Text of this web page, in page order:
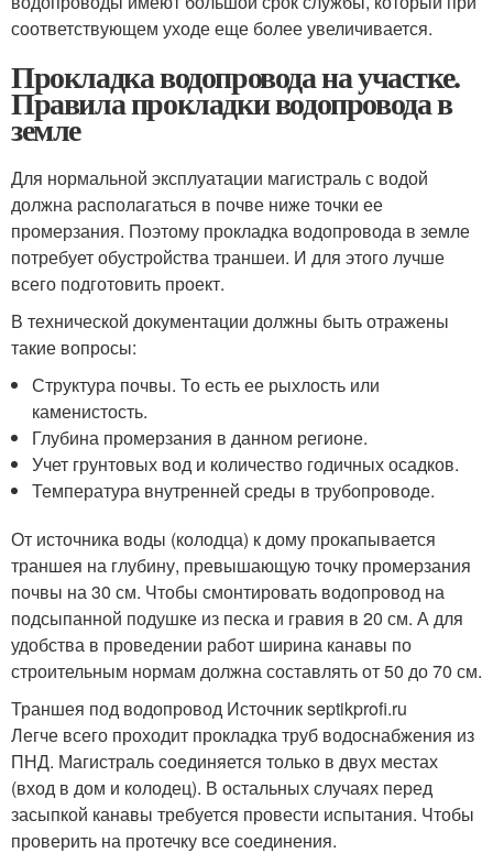
соответствующем уходе еще более увеличивается.
Прокладка водопровода на участке.
Правила прокладки водопровода в
земле
Для нормальной эксплуатации магистраль с водой
должна располагаться в почве ниже точки ее
промерзания. Поэтому прокладка водопровода в земле
потребует обустройства траншеи. И для этого лучше
всего подготовить проект.
В технической документации должны быть отражены
такие вопросы:
Структура почвы. То есть ее рыхлость или
каменистость.
Глубина промерзания в данном регионе.
Учет грунтовых вод и количество годичных осадков.
Температура внутренней среды в трубопроводе.
От источника воды (колодца) к дому прокапывается
траншея на глубину, превышающую точку промерзания
почвы на 30 см. Чтобы смонтировать водопровод на
подсыпанной подушке из песка и гравия в 20 см. А для
удобства в проведении работ ширина канавы по
строительным нормам должна составлять от 50 до 70 см.
Траншея под водопровод Источник septikprofi.ru
Легче всего проходит прокладка труб водоснабжения из
ПНД. Магистраль соединяется только в двух местах
(вход в дом и колодец). В остальных случаях перед
засыпкой канавы требуется провести испытания. Чтобы
проверить на протечку все соединения.